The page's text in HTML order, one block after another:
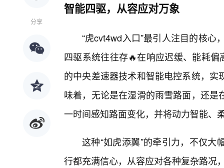
分享
智能四驱，从容应对万象
“虎cvt4wd入口”最引人注目的核
四驱系统往往存🔥在响应迟缓、能耗偏
的中央差速器技术和智能电控系统，
味着，无论是在湿滑的雨雪路面，还
一时间感知路面变化，并将动力智能、
这种“如虎添翼”的牵引力，不仅
行都充满信心，从容应对各种复杂路况